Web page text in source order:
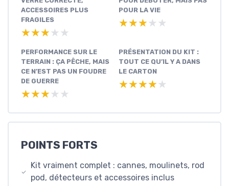
ACCESSOIRES PLUS
FRAGILES
★★★★★
★★★★★
POUR LA VIE
★★★★★
★★★★★
PERFORMANCE SUR LE
TERRAIN : ÇA PÊCHE, MAIS
CE N’EST PAS UN FOUDRE
DE GUERRE
★★★★★
★★★★★
PRÉSENTATION DU KIT :
TOUT CE QU’IL Y A DANS
LE CARTON
★★★★★
★★★★★
POINTS FORTS
Kit vraiment complet : cannes, moulinets, rod
pod, détecteurs et accessoires inclus